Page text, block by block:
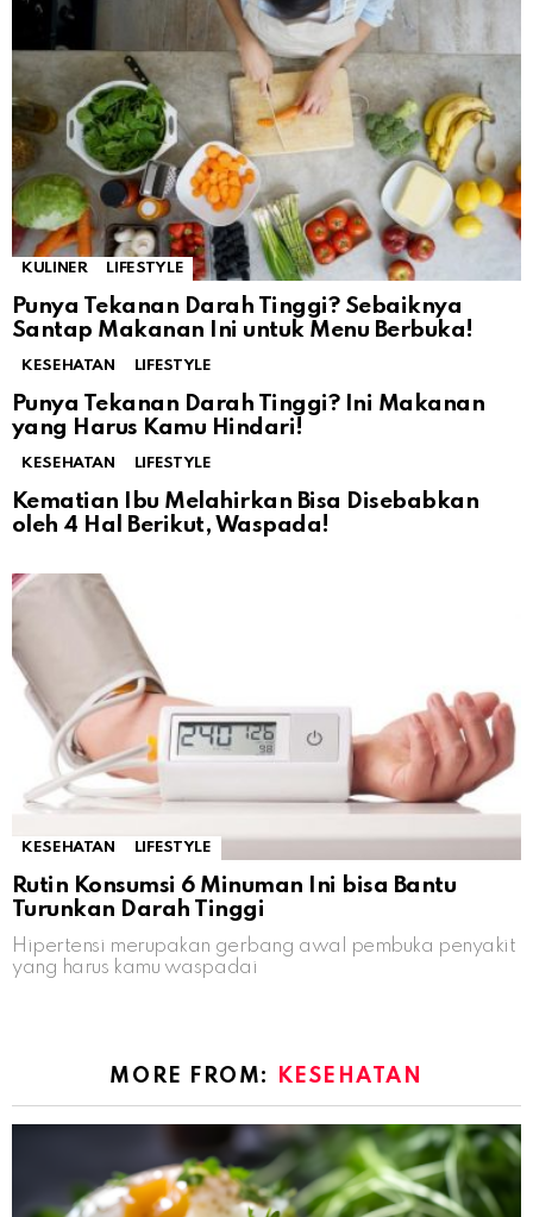
KULINER LIFESTYLE
Punya Tekanan Darah Tinggi? Sebaiknya
Santap Makanan Ini untuk Menu Berbuka!
KESEHATAN LIFESTYLE
Punya Tekanan Darah Tinggi? Ini Makanan
yang Harus Kamu Hindari!
KESEHATAN LIFESTYLE
Kematian Ibu Melahirkan Bisa Disebabkan
oleh 4 Hal Berikut, Waspada!
KESEHATAN LIFESTYLE
Rutin Konsumsi 6 Minuman Ini bisa Bantu
Turunkan Darah Tinggi
Hipertensi merupakan gerbang awal pembuka penyakit
yang harus kamu waspadai
MORE FROM: KESEHATAN